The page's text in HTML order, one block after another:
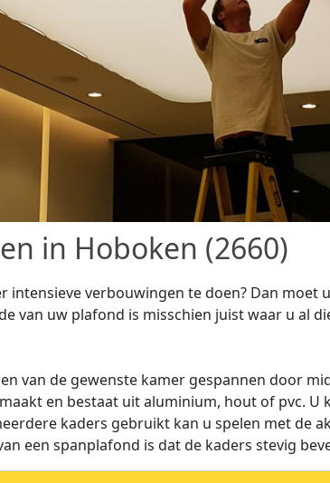
in Hoboken (2660)
verbouwingen te doen? Dan moet
van uw plafond is misschien juist waar u al
van de gewenste kamer gespannen door
en bestaat uit aluminium, hout of pvc. U
kaders gebruikt kan u spelen met de
een spanplafond is dat de kaders stevig